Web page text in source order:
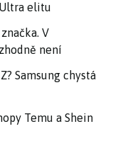
elitu
V
není
Samsung chystá
Temu a Shein